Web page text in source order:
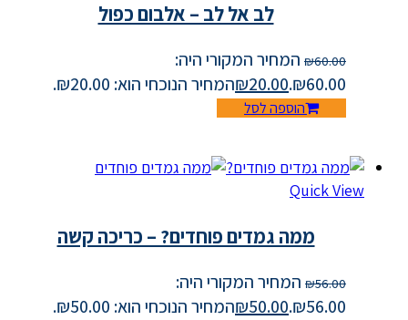
לב אל לב – אלבום כפול
₪60.00
המחיר המקורי היה:
₪60.00.
₪20.00 המחיר הנוכחי הוא: ₪20.00.
הוספה לסל
Quick View
ממה גמדים פוחדים? – כריכה קשה
₪56.00
המחיר המקורי היה:
₪56.00.
₪50.00 המחיר הנוכחי הוא: ₪50.00.